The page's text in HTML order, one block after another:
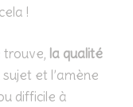
!
trouve, la qualité
et l’amène
difficile à